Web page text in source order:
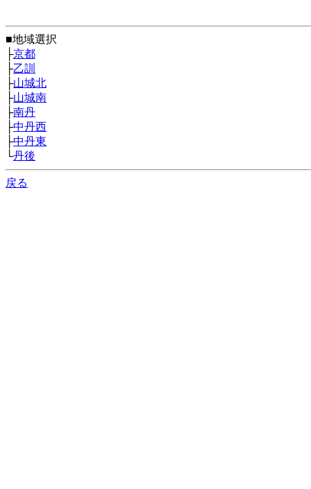
■地域選択
├京都
├乙訓
├山城北
├山城南
├南丹
├中丹西
├中丹東
└丹後
戻る